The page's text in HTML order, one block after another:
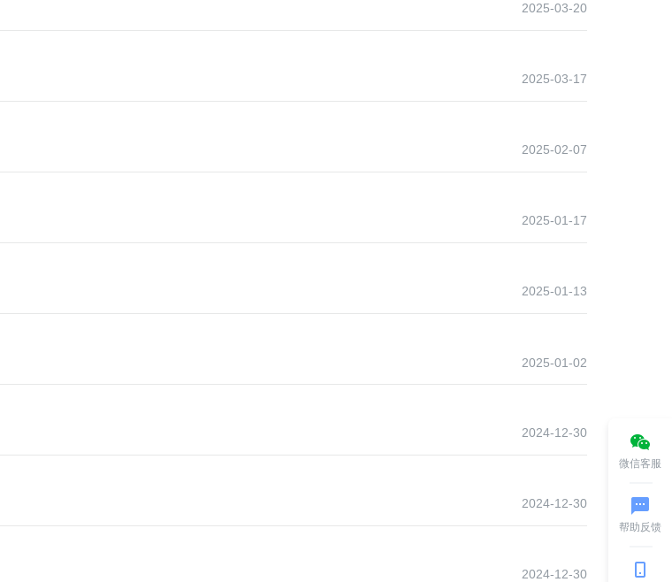
2025-03-20
2025-03-17
2025-02-07
2025-01-17
2025-01-13
2025-01-02
2024-12-30
2024-12-30
2024-12-30
微信客服
帮助反馈